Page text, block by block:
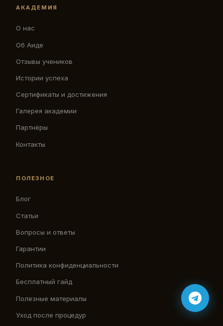
АКАДЕМИЯ
О нас
Об Аиде
Отзывы учеников
Истории успеха
Сертификаты и достижения
Галерея академии
Партнёры
Контакты
ПОЛЕЗНОЕ
Блог
Статьи
Вопросы и ответы
Гарантии
Политика конфиденциальности
Бесплатный гайд
Полезные материалы
Уход после процедур